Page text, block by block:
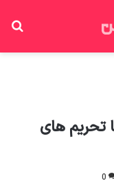
تحریم های
0